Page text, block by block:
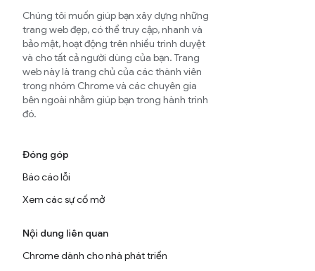
Chúng tôi muốn giúp bạn xây dựng những
trang web đẹp, có thể truy cập, nhanh và
bảo mật, hoạt động trên nhiều trình duyệt
và cho tất cả người dùng của bạn. Trang
web này là trang chủ của các thành viên
trong nhóm Chrome và các chuyên gia
bên ngoài nhằm giúp bạn trong hành trình
đó.
Đóng góp
Báo cáo lỗi
Xem các sự cố mở
Nội dung liên quan
Chrome dành cho nhà phát triển